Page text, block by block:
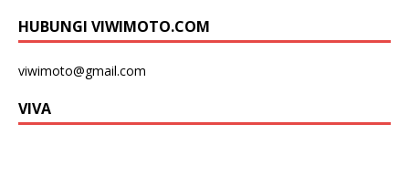
HUBUNGI VIWIMOTO.COM
viwimoto@gmail.com
VIVA